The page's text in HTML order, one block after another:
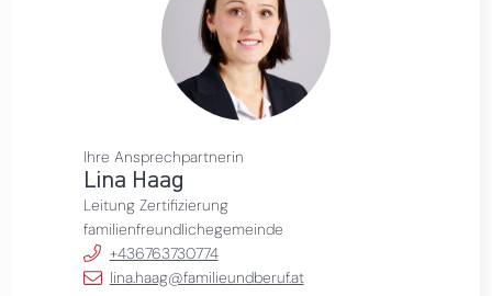
Ihre Ansprechpartnerin
Lina Haag
Leitung Zertifizierung
familienfreundlichegemeinde
+436763730774
lina.haag@familieundberuf.at